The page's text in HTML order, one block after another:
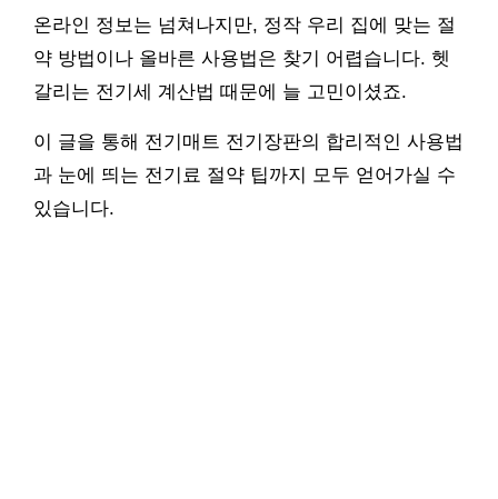
온라인 정보는 넘쳐나지만, 정작 우리 집에 맞는 절
약 방법이나 올바른 사용법은 찾기 어렵습니다. 헷
갈리는 전기세 계산법 때문에 늘 고민이셨죠.
이 글을 통해 전기매트 전기장판의 합리적인 사용법
과 눈에 띄는 전기료 절약 팁까지 모두 얻어가실 수
있습니다.